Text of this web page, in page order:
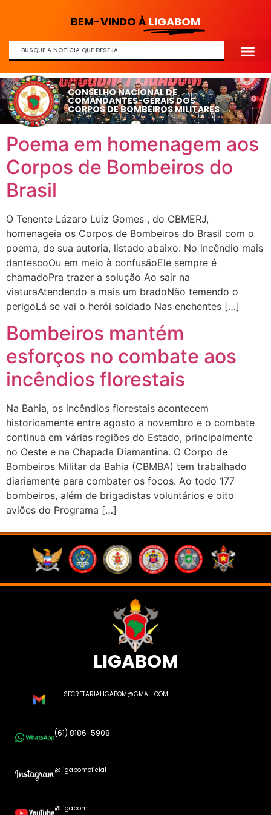
BEM-VINDO À LIGABOM
CONSELHO NACIONAL DE
COMANDANTES-GERAIS DOS
CORPOS DE BOMBEIROS MILITARES
Poema em homenagem aos
Corpos de Bombeiros do
Brasil
O Tenente Lázaro Luiz Gomes , do CBMERJ,
homenageia os Corpos de Bombeiros do Brasil com o
poema, de sua autoria, listado abaixo: No incêndio mais
dantescoOu em meio à confusãoEle sempre é
chamadoPra trazer a solução Ao sair na
viaturaAtendendo a mais um bradoNão temendo o
perigoLá se vai o herói soldado Nas enchentes […]
Bombeiros mantém
esforços no combate aos
incêndios florestais
Na Bahia, os incêndios florestais acontecem
historicamente entre agosto a novembro e o combate
continua em várias regiões do Estado, principalmente
no Oeste e na Chapada Diamantina. O Corpo de
Bombeiros Militar da Bahia (CBMBA) tem trabalhado
diariamente para combater os focos. Ao todo 177
bombeiros, além de brigadistas voluntários e oito
aviões do Programa […]
LIGABOM
SECRETARIALIGABOM@GMAIL.COM
(61) 8186-5908
@ligabomoficial
@ligabom